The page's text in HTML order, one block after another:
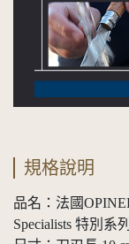
規格說明
品名：法國
Specialists 特別系